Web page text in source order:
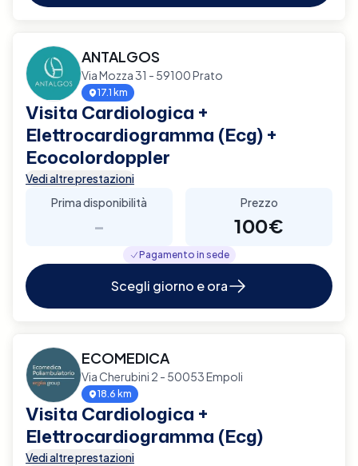
ANTALGOS
Via Mozza 31 - 59100 Prato
17.1 km
Visita Cardiologica +
Elettrocardiogramma (Ecg) +
Ecocolordoppler
Vedi altre prestazioni
Prima disponibilità
-
Prezzo
100€
Pagamento in sede
Scegli giorno e ora
ECOMEDICA
Via Cherubini 2 - 50053 Empoli
18.6 km
Visita Cardiologica +
Elettrocardiogramma (Ecg)
Vedi altre prestazioni